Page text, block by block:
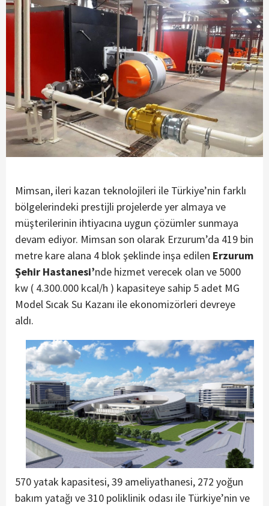
Mimsan, ileri kazan teknolojileri ile Türkiye’nin farklı
bölgelerindeki prestijli projelerde yer almaya ve
müşterilerinin ihtiyacına uygun çözümler sunmaya
devam ediyor. Mimsan son olarak Erzurum’da 419 bin
metre kare alana 4 blok şeklinde inşa edilen Erzurum
Şehir Hastanesi’nde hizmet verecek olan ve 5000
kw ( 4.300.000 kcal/h ) kapasiteye sahip 5 adet MG
Model Sıcak Su Kazanı ile ekonomizörleri devreye
aldı.
570 yatak kapasitesi, 39 ameliyathanesi, 272 yoğun
bakım yatağı ve 310 poliklinik odası ile Türkiye’nin ve